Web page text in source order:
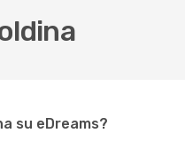
su eDreams?